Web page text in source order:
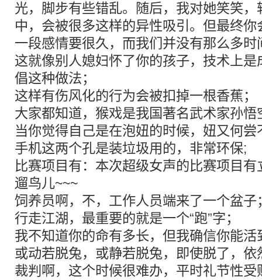
光，脚步有些错乱。随后，我对她笑笑
中，会被很多这样的异性吸引。但最终
一段感情要很久，而我们并没有那么多时
这就像别人媳妇怀了你的孩子，技术上
倡这种做法；
这样有伤风化的行为会被扣掉一根香蕉；
大家都知道，猴戏是我国著名武术家孙悟
当你觉得自己是在泡妞的时候，妞又何尝
手机这两个孔是装垃圾用的，非常环保;
比赛项目有：本次超级女声的比赛项目
遛鸟儿~~~
饲养员啊，不，工作人员端来了一个盆子
行走江湖，最重要的就是一个“跑”字；
我不知道你的命有多长，但我确信你能活
或动若脱兔，或静若脱兔，即使脱了，依
裁判啊，这个时候很难办，平时礼节性